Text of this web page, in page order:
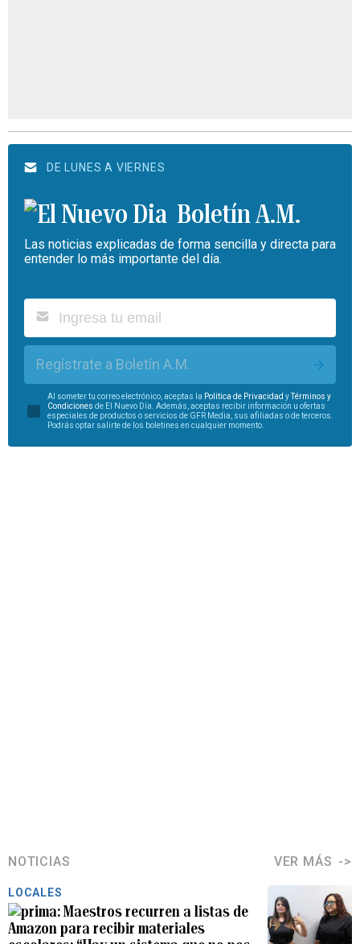
DE LUNES A VIERNES
Boletín A.M.
Las noticias explicadas de forma sencilla y directa para
entender lo más importante del día.
Regístrate a Boletín A.M.
Al someter tu correo electrónico, aceptas la Política de Privacidad y
Términos y
Condiciones de El Nuevo Día. Además, aceptas recibir información u ofertas
especiales de productos o servicios de GFR Media, sus afiliadas o de terceros.
Podrás optar salirte de los boletines en cualquier momento.
NOTICIAS VER MÁS
LOCALES
Maestros recurren a listas de
Amazon para recibir materiales